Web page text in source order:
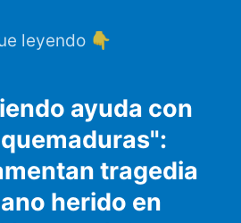
leyendo 👇